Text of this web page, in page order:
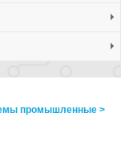
промышленные >